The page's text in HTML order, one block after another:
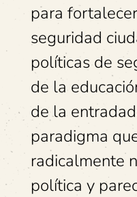
para
seguridad
políticas de
de la
de la
paradigma
radicalmente
política y